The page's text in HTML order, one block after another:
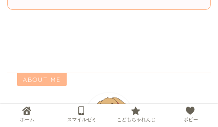
ABOUT ME
ホーム スマイルゼミ こどもちゃれんじ ポピー